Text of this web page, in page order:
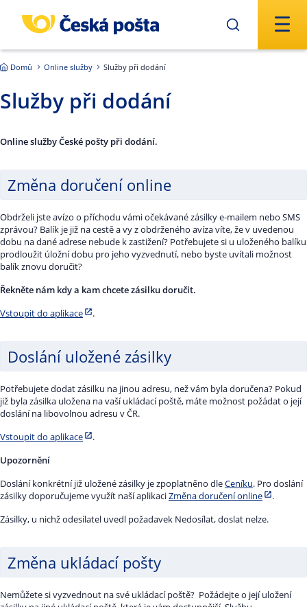
Domů Online služby Služby při dodání
Služby při dodání
Online služby České pošty při dodání.
Změna doručení online
Obdrželi jste avízo o příchodu vámi očekávané zásilky e-mailem nebo SMS
zprávou? Balík je již na cestě a vy z obdrženého avíza víte, že v uvedenou
dobu na dané adrese nebude k zastižení? Potřebujete si u uloženého balíku
prodloužit úložní dobu pro jeho vyzvednutí, nebo byste uvítali možnost
balík znovu doručit?
Řekněte nám kdy a kam chcete zásilku doručit.
Vstoupit do aplikace
.
Doslání uložené zásilky
Potřebujete dodat zásilku na jinou adresu, než vám byla doručena? Pokud
již byla zásilka uložena na vaší ukládací poště, máte možnost požádat o její
doslání na libovolnou adresu v ČR.
Vstoupit do aplikace
.
Upozornění
Doslání konkrétní již uložené zásilky je zpoplatněno dleCeníku. Pro doslání
zásilky doporučujeme využít naší aplikaciZměna doručení online
.
Zásilky, u nichž odesílatel uvedl požadavek Nedosílat, doslat nelze.
Změna ukládací pošty
Nemůžete si vyzvednout na své ukládací poště? Požádejte o její uložení